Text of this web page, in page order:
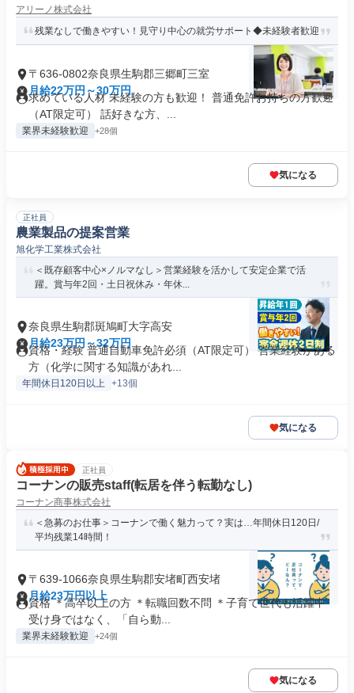
アリーノ株式会社
残業なしで働きやすい！見守り中心の就労サポート◆未経験者歓迎
〒636-0802奈良県生駒郡三郷町三室
月給22万円～30万円
求めている人材 未経験の方も歓迎！ 普通免許お持ちの方歓迎
（AT限定可） 話好きな方、...
業界未経験歓迎 +28個
気になる
正社員
農業製品の提案営業
旭化学工業株式会社
＜既存顧客中心×ノルマなし＞営業経験を活かして安定企業で活
躍。賞与年2回・土日祝休み・年休...
奈良県生駒郡斑鳩町大字高安
月給23万円～32万円
資格・経験 普通自動車免許必須（AT限定可） 営業経験がある
方（化学に関する知識があれ...
年間休日120日以上 +13個
気になる
正社員
コーナンの販売staff(転居を伴う転勤なし)
コーナン商事株式会社
＜急募のお仕事＞コーナンで働く魅力って？実は…年間休日120日/
平均残業14時間！
〒639-1066奈良県生駒郡安堵町西安堵
月給23万円以上
資格 ＊高卒以上の方 ＊転職回数不問 ＊子育て世代も活躍中
受け身ではなく、「自ら動...
業界未経験歓迎 +24個
気になる